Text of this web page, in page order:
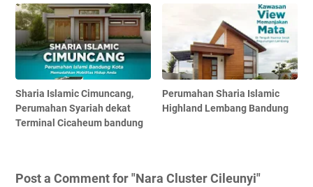
Sharia Islamic Cimuncang,
Perumahan Syariah dekat
Terminal Cicaheum bandung
Perumahan Sharia Islamic
Highland Lembang Bandung
Post a Comment for "Nara Cluster Cileunyi"